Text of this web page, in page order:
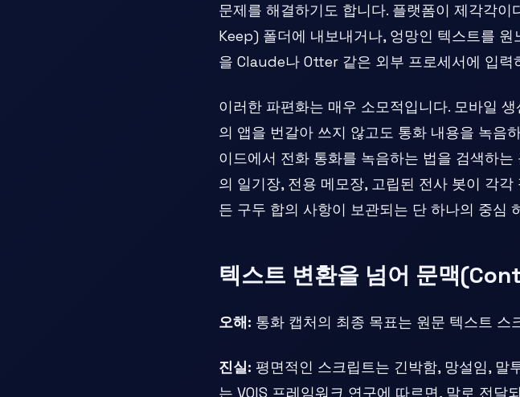
문제를 해결하기도 합니다. 플랫폼이 제각각
Keep) 폴더에 내보내거나, 엉망인 텍스트를
을 Claude나 Otter 같은 외부 프로세서에 입력
이러한 파편화는 매우 소모적입니다. 모바일
의 앱을 번갈아 쓰지 않고도 통화 내용을 녹음
이드에서 전화 통화를 녹음하는 법을 검색하
의 일기장, 전용 메모장, 고립된 전사 봇이 각
든 구두 합의 사항이 보관되는 단 하나의 중심
텍스트 변환을 넘어 문맥
오해: 통화 캡처의 최종 목표는 원문 텍스트 스
진실: 평면적인 스크립트는 긴박함, 망설임, 말
는 VOIS 프레임워크 연구에 따르면, 말로 전